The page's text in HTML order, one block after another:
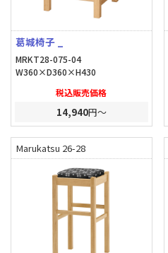
葛城椅子 _
MRKT28-075-04
W360×D360×H430
税込販売価格
14,940円～
Marukatsu 26-28